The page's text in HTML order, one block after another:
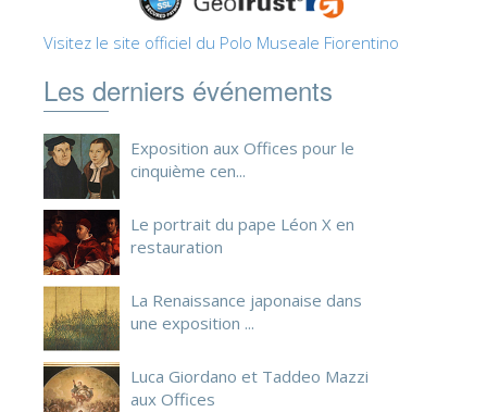
Visitez le site officiel du Polo Museale Fiorentino
Les derniers événements
Exposition aux Offices pour le
cinquième cen...
Le portrait du pape Léon X en
restauration
La Renaissance japonaise dans
une exposition ...
Luca Giordano et Taddeo Mazzi
aux Offices